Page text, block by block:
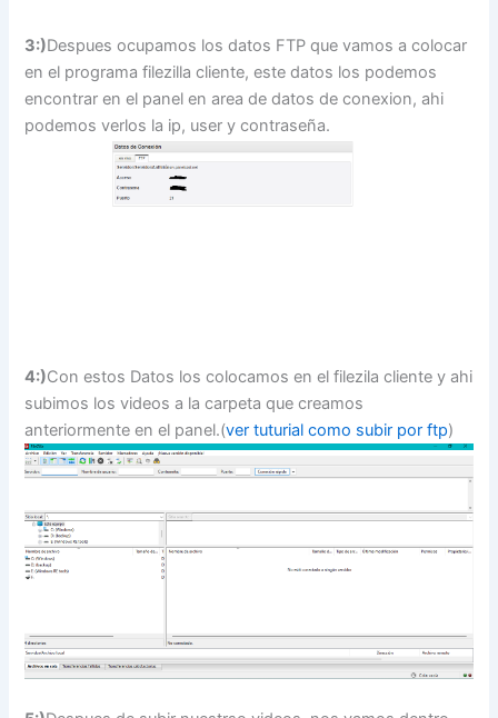
3:)Despues ocupamos los datos FTP que vamos a colocar
en el programa filezilla cliente, este datos los podemos
encontrar en el panel en area de datos de conexion, ahi
podemos verlos la ip, user y contraseña.
4:)Con estos Datos los colocamos en el filezila cliente y ahi
subimos los videos a la carpeta que creamos
anteriormente en el panel.(ver tuturial como subir por ftp)